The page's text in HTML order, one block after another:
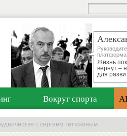
платформа
Жизнь
вернут –
для
Вокруг спорта
с сергеем тетюхиным